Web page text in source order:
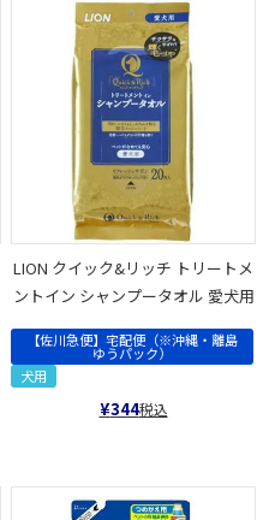
LION クイック&リッチ トリートメ
ントイン シャンプータオル 愛犬用
【佐川急便】宅配便（※沖縄・離島
ゆうパック）
犬用
¥344税込